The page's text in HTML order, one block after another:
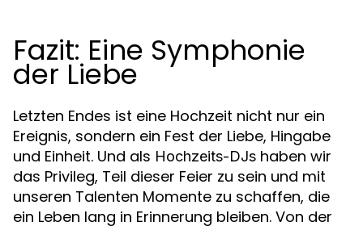
Fazit: Eine Symphonie
der Liebe
Letzten Endes ist eine Hochzeit nicht nur ein
Ereignis, sondern ein Fest der Liebe, Hingabe
und Einheit. Und als Hochzeits-DJs haben wir
das Privileg, Teil dieser Feier zu sein und mit
unseren Talenten Momente zu schaffen, die
ein Leben lang in Erinnerung bleiben. Von der